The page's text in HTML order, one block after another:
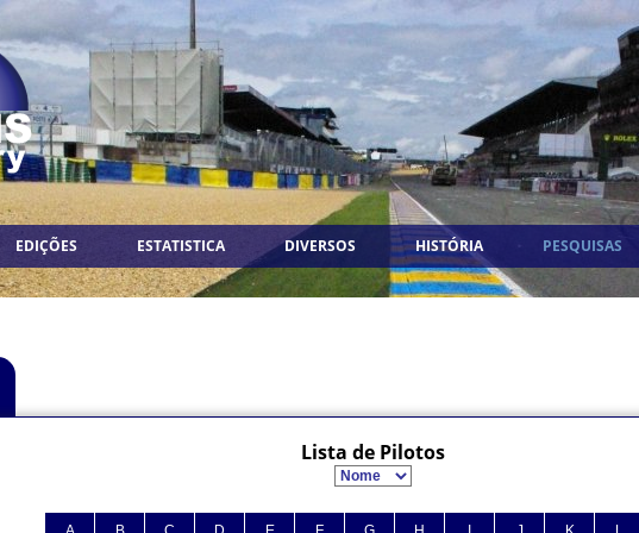
EDIÇÕES ESTATISTICA DIVERSOS HISTÓRIA PESQUISAS
Lista de Pilotos